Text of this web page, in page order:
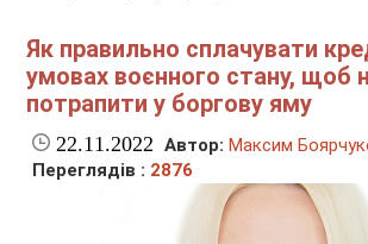
Як правильно сплачувати
умовах воєнного стану, щоб
потрапити у боргову яму
22.11.2022 Автор: Максим
Переглядів : 2876